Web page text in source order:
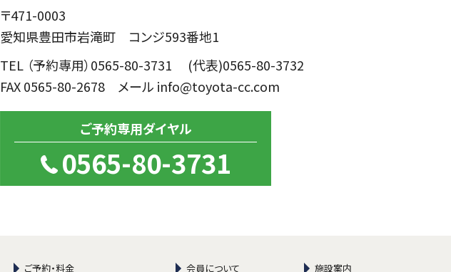
〒471-0003
愛知県豊田市岩滝町 コンジ593番地1
TEL （予約専用）0565-80-3731 (代表)0565-80-3732
FAX 0565-80-2678 メール info@toyota-cc.com
ご予約専用ダイヤル
0565-80-3731
ご予約・料金 会員について 施設案内